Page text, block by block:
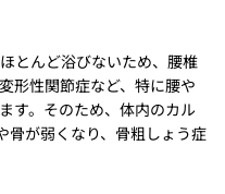
とんど浴びないため、腰椎
形性関節症など、特に腰や
す。そのため、体内のカル
骨が弱くなり、骨粗しょう症